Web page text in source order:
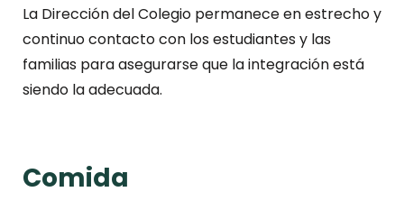
La Dirección del Colegio permanece en estrecho y
continuo contacto con los estudiantes y las
familias para asegurarse que la integración está
siendo la adecuada.
Comida